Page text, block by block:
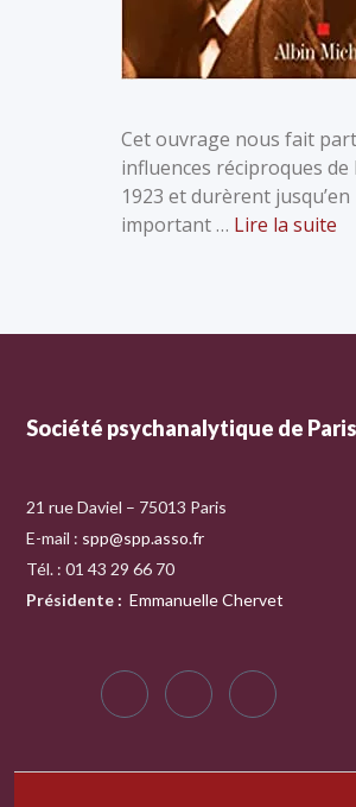
Cet ouvrage nous fait
influences réciproques
1923 et durèrent
important … Lire la suite
Société psychanalytique de Paris
21 rue Daviel – 75013 Paris
E-mail : spp@spp.asso.fr
Tél. : 01 43 29 66 70
Présidente : Emmanuelle Chervet